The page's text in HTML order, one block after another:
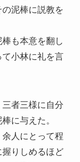
泥棒に説教を
も本意を翻し
小林に礼を言
者三様に自分
に与えた。
人にとって程
握りしめるほど